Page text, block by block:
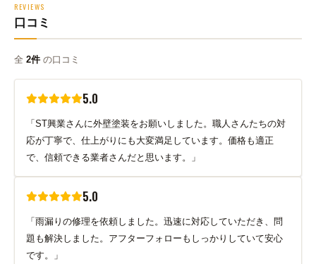
REVIEWS
口コミ
全 2件 の口コミ
5.0
「ST興業さんに外壁塗装をお願いしました。職人さんたちの対
応が丁寧で、仕上がりにも大変満足しています。価格も適正
で、信頼できる業者さんだと思います。」
5.0
「雨漏りの修理を依頼しました。迅速に対応していただき、問
題も解決しました。アフターフォローもしっかりしていて安心
です。」